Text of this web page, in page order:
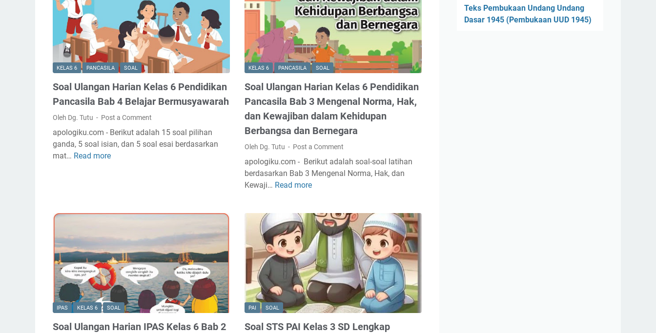
e
n
d
i
d
i
a
n
P
a
n
l
K
e
l
a
s
6
L
n
l
a
n
g
a
n
H
a
i
a
n
I
P
A
l
a
s
6
B
a
b
P
e
KELAS 6 PANCASILA SOAL
Soal Ulangan Harian Kelas 6 Pendidikan
Pancasila Bab 4 Belajar Bermusyawarah
Oleh Dg. Tutu Post a Comment
apologiku.com - Berikut adalah 15 soal pilihan
ganda, 5 soal isian, dan 5 soal esai berdasarkan
mat… Read more
l
n
g
a
n
H
r
KELAS 6 PANCASILA SOAL
Soal Ulangan Harian Kelas 6 Pendidikan
Pancasila Bab 3 Mengenal Norma, Hak,
dan Kewajiban dalam Kehidupan
Berbangsa dan Bernegara
Oleh Dg. Tutu Post a Comment
apologiku.com - Berikut adalah soal-soal latihan
berdasarkan Bab 3 Mengenal Norma, Hak, dan
Kewaji… Read more
U
l
a
n
g
a
n
H
a
IPAS KELAS 6 SOAL
Soal Ulangan Harian IPAS Kelas 6 Bab 2
PAI SOAL
Soal STS PAI Kelas 3 SD Lengkap
Teks Pembukaan Undang Undang
Dasar 1945 (Pembukaan UUD 1945)